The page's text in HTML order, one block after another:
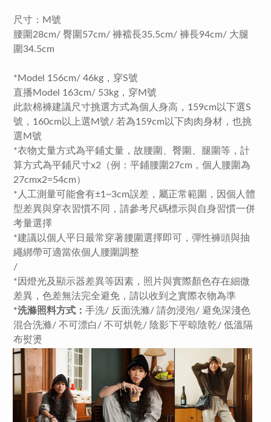
尺寸：M號
腰圍28cm/ 臀圍57cm/ 褲襠長35.5cm/ 褲長94cm/ 大腿
圍34.5cm
*Model 156cm/ 46kg，穿S號
直播Model 163cm/ 53kg，穿M號
此款棉褲建議尺寸挑選方式為個人身高，159cm以下選S
號，160cm以上選M號/ 若為159cm以下肉肉身材，也挑
選M號
*衣物丈量方式為平鋪丈量，故腰圍、臀圍、腿圍等，計
算方式為平鋪尺寸x2（例：平鋪腰圍27cm，個人腰圍為
27cmx2=54cm）
*人工測量可能會有±1~3cm誤差，屬正常範圍，因個人體
型差異與穿衣習慣不同，請參考尺碼標示與自身習慣一併
考量選擇
*建議以個人平日最常穿著腰圍選擇即可，彈性褲頭與抽
繩綁帶可適當依個人腰圍調整
/
*因燈光及顯示器差異等因素，照片與實際顏色存在細微
差異，色差無法完全避免，請以收到之實際衣物為準
*洗滌照料方式： 手洗/ 反面洗滌/ 請勿浸泡/ 避免深淺色
混合洗滌/ 不可漂白/ 不可烘乾/ 陰影下平晾陰乾/ 低溫隔
布熨燙